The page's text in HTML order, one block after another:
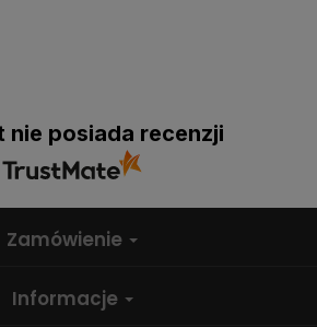
nie posiada recenzji
Zamówienie
Informacje